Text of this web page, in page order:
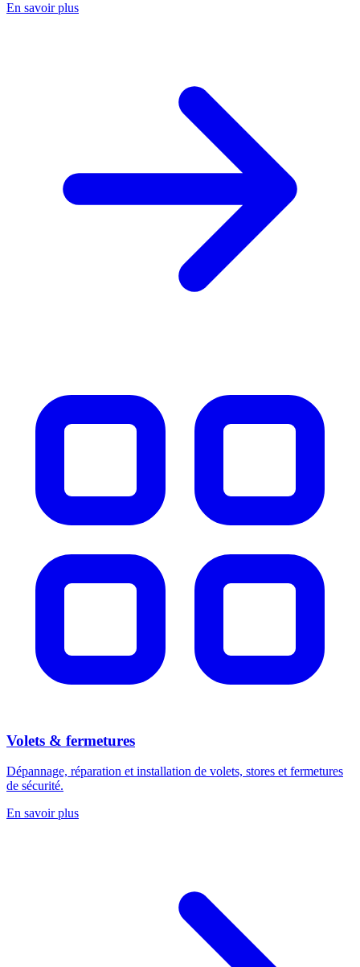
En savoir plus
Volets & fermetures
Dépannage, réparation et installation de volets, stores et fermetures
de sécurité.
En savoir plus